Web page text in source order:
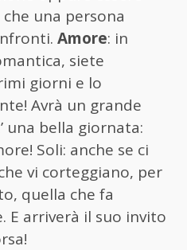
una persona
Amore: in
siete
giorni e lo
Avrà un grande
una bella giornata:
Soli: anche se ci
vi corteggiano, per
quella che fa
E arriverà il suo invito